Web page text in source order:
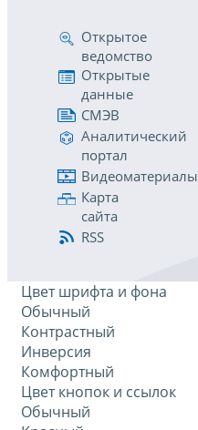
Открытое
ведомство
Открытые
данные
СМЭВ
Аналитический
портал
Видеоматериалы
Карта
сайта
RSS
Цвет шрифта и фона
Обычный
Контрастный
Инверсия
Комфортный
Цвет кнопок и ссылок
Обычный